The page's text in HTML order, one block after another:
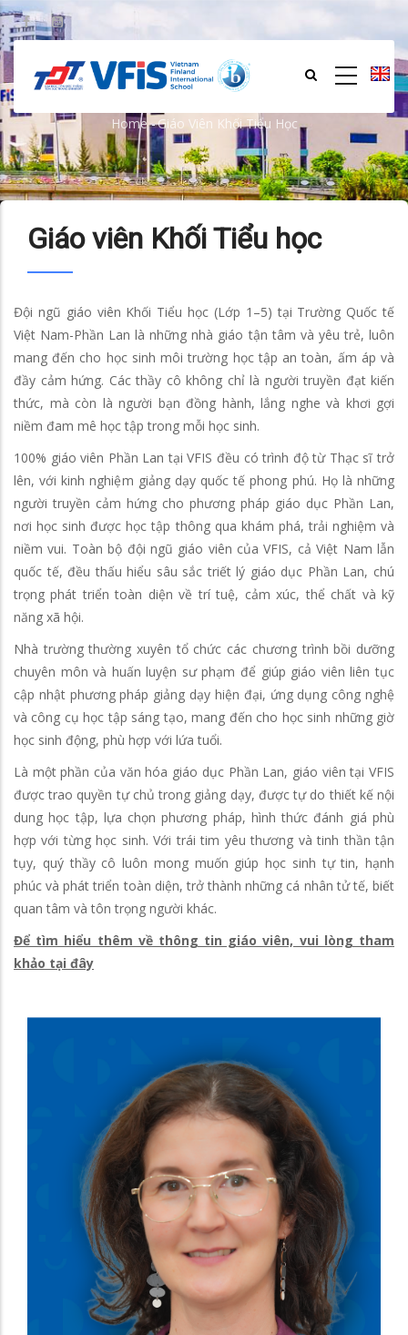
Skip
to
main
content
Giáo viên Khối Tiểu học
Breadcrumb
Home -Giáo Viên Khối Tiểu Học
Giáo viên Khối Tiểu học
Đội ngũ giáo viên Khối Tiểu học (Lớp 1–5) tại Trường Quốc tế
Việt Nam-Phần Lan là những nhà giáo tận tâm và yêu trẻ, luôn
mang đến cho học sinh môi trường học tập an toàn, ấm áp và
đầy cảm hứng. Các thầy cô không chỉ là người truyền đạt kiến
thức, mà còn là người bạn đồng hành, lắng nghe và khơi gợi
niềm đam mê học tập trong mỗi học sinh.
100% giáo viên Phần Lan tại VFIS đều có trình độ từ Thạc sĩ trở
lên, với kinh nghiệm giảng dạy quốc tế phong phú. Họ là những
người truyền cảm hứng cho phương pháp giáo dục Phần Lan,
nơi học sinh được học tập thông qua khám phá, trải nghiệm và
niềm vui. Toàn bộ đội ngũ giáo viên của VFIS, cả Việt Nam lẫn
quốc tế, đều thấu hiểu sâu sắc triết lý giáo dục Phần Lan, chú
trọng phát triển toàn diện về trí tuệ, cảm xúc, thể chất và kỹ
năng xã hội.
Nhà trường thường xuyên tổ chức các chương trình bồi dưỡng
chuyên môn và huấn luyện sư phạm để giúp giáo viên liên tục
cập nhật phương pháp giảng dạy hiện đại, ứng dụng công nghệ
và công cụ học tập sáng tạo, mang đến cho học sinh những giờ
học sinh động, phù hợp với lứa tuổi.
Là một phần của văn hóa giáo dục Phần Lan, giáo viên tại VFIS
được trao quyền tự chủ trong giảng dạy, được tự do thiết kế nội
dung học tập, lựa chọn phương pháp, hình thức đánh giá phù
hợp với từng học sinh. Với trái tim yêu thương và tinh thần tận
tụy, quý thầy cô luôn mong muốn giúp học sinh tự tin, hạnh
phúc và phát triển toàn diện, trở thành những cá nhân tử tế, biết
quan tâm và tôn trọng người khác.
Để tìm hiểu thêm về thông tin giáo viên, vui lòng tham
khảo tại đây